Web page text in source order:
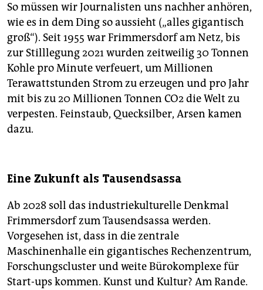
So müssen wir Journalisten uns nachher anhören,
wie es in dem Ding so aussieht („alles gigantisch
groß“). Seit 1955 war Frimmersdorf am Netz, bis
zur Stilllegung 2021 wurden zeitweilig 30 Tonnen
Kohle pro Minute verfeuert, um Millionen
Terawattstunden Strom zu erzeugen und pro Jahr
mit bis zu 20 Millionen Tonnen CO2 die Welt zu
verpesten. Feinstaub, Quecksilber, Arsen kamen
dazu.
Eine Zukunft als Tausendsassa
Ab 2028 soll das industriekulturelle Denkmal
Frimmersdorf zum Tausendsassa werden.
Vorgesehen ist, dass in die zentrale
Maschinenhalle ein gigantisches Rechenzentrum,
Forschungscluster und weite Bürokomplexe für
Start-ups kommen. Kunst und Kultur? Am Rande.